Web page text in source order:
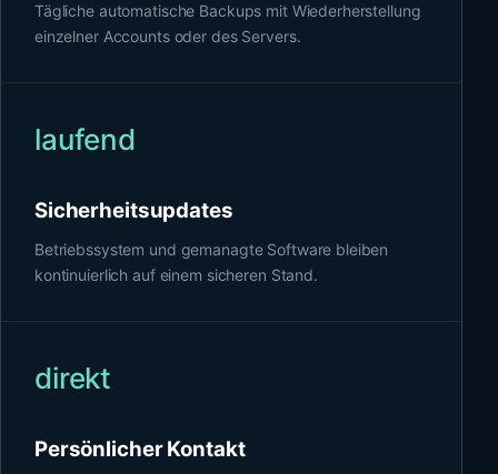
Tägliche automatische Backups mit Wiederherstellung
einzelner Accounts oder des Servers.
laufend
Sicherheitsupdates
Betriebssystem und gemanagte Software bleiben
kontinuierlich auf einem sicheren Stand.
direkt
Persönlicher Kontakt